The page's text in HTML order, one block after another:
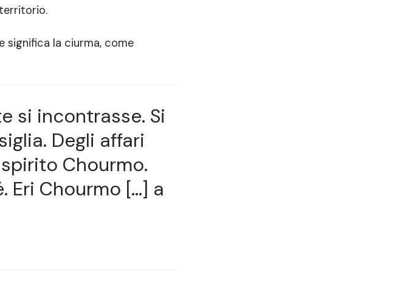
significa la ciurma, come
si incontrasse. Si
Degli affari
Chourmo.
Eri Chourmo […] a